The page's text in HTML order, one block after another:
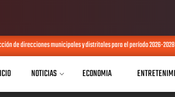
de direcciones municipales y distritales para el período 2026-2028
NOTICIAS ECONOMIA